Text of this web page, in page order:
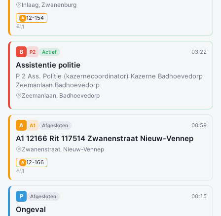
Inlaag, Zwanenburg
A 12-154
1
B P2 Actief 03:22
Assistentie politie
P 2 Ass. Politie (kazernecoordinator) Kazerne Badhoevedorp
Zeemanlaan Badhoevedorp
Zeemanlaan, Badhoevedorp
A A1 Afgesloten 00:59
A1 12166 Rit 117514 Zwanenstraat Nieuw-Vennep
Zwanenstraat, Nieuw-Vennep
A 12-166
1
P Afgesloten 00:15
Ongeval